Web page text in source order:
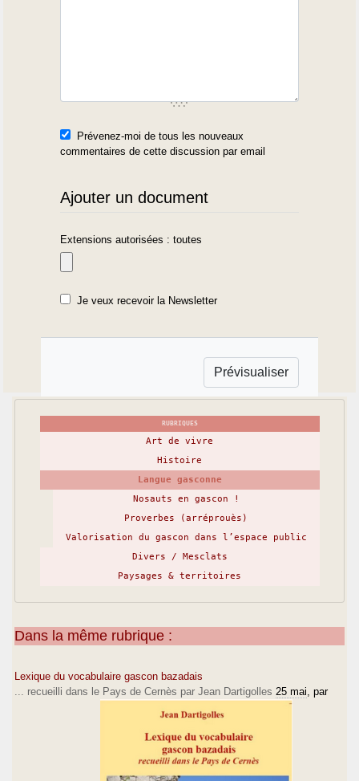
Prévenez-moi de tous les nouveaux
commentaires de cette discussion par email
Ajouter un document
Extensions autorisées : toutes
Je veux recevoir la Newsletter
RUBRIQUES
Art de vivre
Histoire
Langue gasconne
Nosauts en gascon !
Proverbes (arréprouès)
Valorisation du gascon dans l’espace public
Divers / Mesclats
Paysages & territoires
Dans la même rubrique :
Lexique du vocabulaire gascon bazadais
... recueilli dans le Pays de Cernès par Jean Dartigolles 25 mai , par